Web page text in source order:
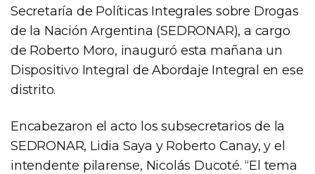
Secretaría de Políticas Integrales sobre Drogas
de la Nación Argentina (SEDRONAR), a cargo
de Roberto Moro, inauguró esta mañana un
Dispositivo Integral de Abordaje Integral en ese
distrito.
Encabezaron el acto los subsecretarios de la
SEDRONAR, Lidia Saya y Roberto Canay, y el
intendente pilarense, Nicolás Ducoté. “El tema